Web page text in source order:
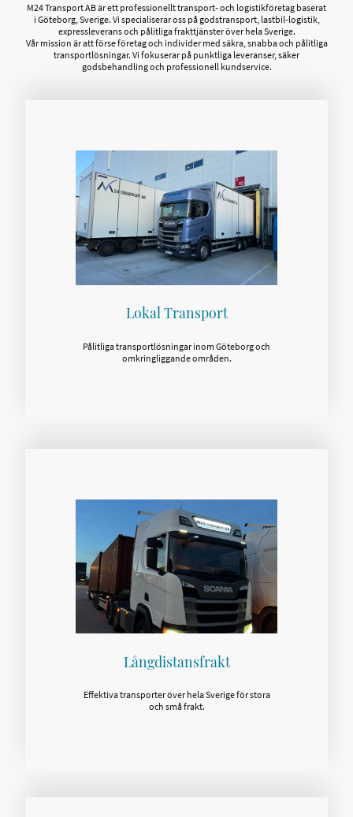
M24 Transport AB är ett professionellt transport- och logistikföretag baserat
i Göteborg, Sverige. Vi specialiserar oss på godstransport, lastbil-logistik,
expressleverans och pålitliga frakttjänster över hela Sverige.
Vår mission är att förse företag och individer med säkra, snabba och pålitliga
transportlösningar. Vi fokuserar på punktliga leveranser, säker
godsbehandling och professionell kundservice.
Lokal Transport
Pålitliga transportlösningar inom Göteborg och
omkringliggande områden.
Långdistansfrakt
Effektiva transporter över hela Sverige för stora
och små frakt.